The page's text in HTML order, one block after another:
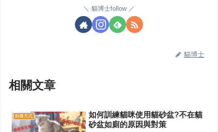
貓博士follow
貓博士
相關文章
飼養方式
如何訓練貓咪使用貓砂盆?不在貓
砂盆如廁的原因與對策